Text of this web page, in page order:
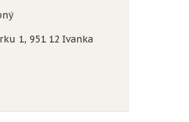
1, 951 12 Ivanka